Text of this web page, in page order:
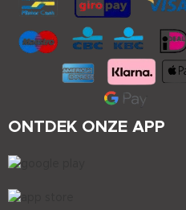
ONTDEK ONZE APP